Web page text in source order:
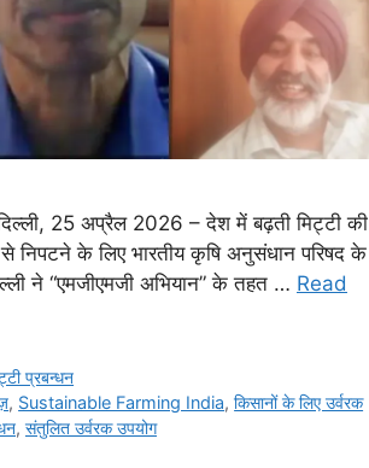
25 अप्रैल 2026 – देश में बढ़ती मिट्टी की
से निपटने के लिए भारतीय कृषि अनुसंधान परिषद के
ने “एमजीएमजी अभियान” के तहत … Read
प्रबन्धन
, Sustainable Farming India,किसानों के लिए उर्वरक
, संतुलित उर्वरक उपयोग